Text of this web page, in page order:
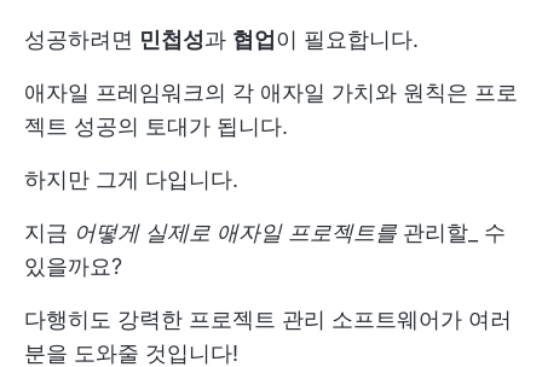
성공하려면 민첩성과 협업이 필요합니다.
애자일 프레임워크의 각 애자일 가치와 원칙은 프로
젝트 성공의 토대가 됩니다.
하지만 그게 다입니다.
지금 어떻게 실제로 애자일 프로젝트를 관리할_ 수
있을까요?
다행히도 강력한 프로젝트 관리 소프트웨어가 여러
분을 도와줄 것입니다!